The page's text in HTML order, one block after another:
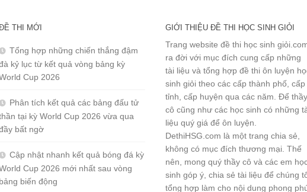
THI MỚI
Tổng hợp những chiến thắng đậm
kỷ lục từ kết quả vòng bảng kỳ
Cup 2026
Phân tích kết quả các bảng đấu tử
tại kỳ World Cup 2026 vừa qua
bất ngờ
Cập nhật nhanh kết quả bóng đá kỳ
Cup 2026 mới nhất sau vòng
bảng biến động
GIỚI THIỆU ĐỀ THI HỌC SINH GIỎI
Trang website đề thi học sinh
ra đời với mục đích cung cấp những
tài liệu và tổng hợp đề thi ôn luyện
sinh giỏi theo các cấp thành phố, cấp
tỉnh, cấp huyện qua các năm. Để thầy
cô cũng như các học sinh có những
liệu quý giá để ôn luyện.
DethiHSG.com là một trang chia sẻ,
không có mục đích thương mại. Thế
nên, mong quý thầy cô và các em
sinh góp ý, chia sẻ tài liệu để chúng
tổng hợp làm cho nội dung phong